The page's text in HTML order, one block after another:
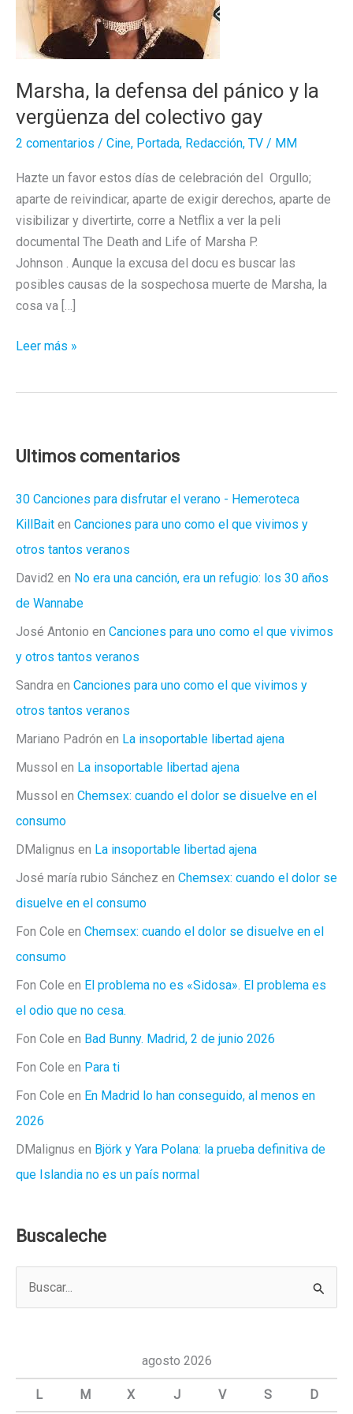
Marsha, la defensa del pánico y la
vergüenza del colectivo gay
2 comentarios / Cine, Portada, Redacción, TV / MM
Hazte un favor estos días de celebración del Orgullo;
aparte de reivindicar, aparte de exigir derechos, aparte de
visibilizar y divertirte, corre a Netflix a ver la peli
documental The Death and Life of Marsha P.
Johnson . Aunque la excusa del docu es buscar las
posibles causas de la sospechosa muerte de Marsha, la
cosa va […]
Marsha,
y
vergüenza
del
gay
Leer más »
Ultimos comentarios
30 Canciones para disfrutar el verano - Hemeroteca
KillBait en Canciones para uno como el que vivimos y
otros tantos veranos
David2 en No era una canción, era un refugio: los 30 años
de Wannabe
José Antonio en Canciones para uno como el que vivimos
y otros tantos veranos
Sandra en Canciones para uno como el que vivimos y
otros tantos veranos
Mariano Padrón en La insoportable libertad ajena
Mussol en La insoportable libertad ajena
Mussol en Chemsex: cuando el dolor se disuelve en el
consumo
DMalignus en La insoportable libertad ajena
José maría rubio Sánchez en Chemsex: cuando el dolor se
disuelve en el consumo
Fon Cole en Chemsex: cuando el dolor se disuelve en el
consumo
Fon Cole en El problema no es «Sidosa». El problema es
el odio que no cesa.
Fon Cole en Bad Bunny. Madrid, 2 de junio 2026
Fon Cole en Para ti
Fon Cole en En Madrid lo han conseguido, al menos en
2026
DMalignus en Björk y Yara Polana: la prueba definitiva de
que Islandia no es un país normal
Buscaleche
a
agosto 2026
L M X J V S D